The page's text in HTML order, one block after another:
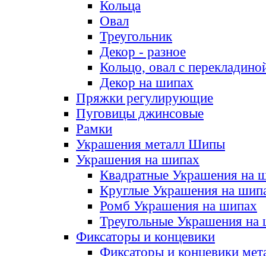
Кольца
Овал
Треугольник
Декор - разное
Кольцо, овал с
Декор на шипах
Пряжки регулирующие
Пуговицы джинсовые
Рамки
Украшения металл Шипы
Украшения на шипах
Квадратные Украшения на
Круглые Украшения на
Ромб Украшения на шипах
Треугольные Украшения на
Фиксаторы и концевики
Фиксаторы и концевики